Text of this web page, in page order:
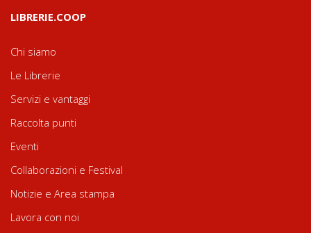
LIBRERIE.COOP
Chi siamo
Le Librerie
Servizi e vantaggi
Raccolta punti
Eventi
Collaborazioni e Festival
Notizie e Area stampa
Lavora con noi